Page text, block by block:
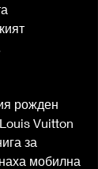
рожден
Vuitton
за
мобилна